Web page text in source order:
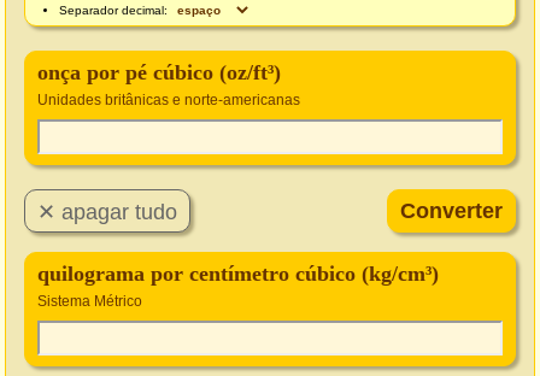
Separador decimal:
onça por pé cúbico (oz/ft³)
Unidades britânicas e norte-americanas
quilograma por centímetro cúbico (kg/cm³)
Sistema Métrico